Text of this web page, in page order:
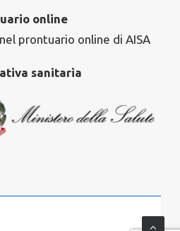
online
prontuario online di AISA
sanitaria